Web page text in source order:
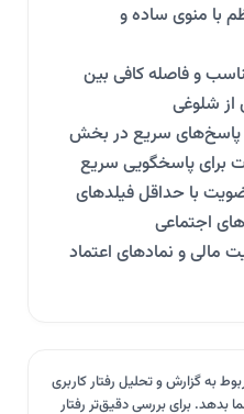
با منوی ساده و
و فاصله کافی بین
از شلوغی
و پاسخ‌های سریع در بخش
با حداقل فیلدهای
اجتماعی
مالی و نمادهای اعتماد
به گزارش و تحلیل رفتار کاربری
بدهد. برای بررسی دقیق‌تر رفتار